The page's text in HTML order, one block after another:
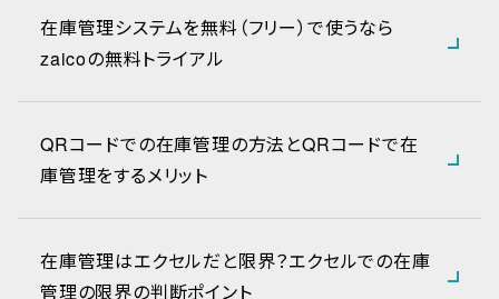
在庫管理システムを無料（フリー）で使うなら
zaicoの無料トライアル
QRコードでの在庫管理の方法とQRコードで在
庫管理をするメリット
在庫管理はエクセルだと限界？エクセルでの在庫
管理の限界の判断ポイント